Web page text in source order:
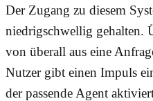
Der Zugang zu diesem
niedrigschwellig gehalten.
von überall aus eine
Nutzer gibt einen Impuls
der passende Agent